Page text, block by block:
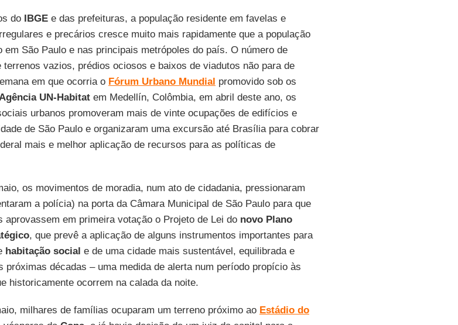
do IBGEe das prefeituras, a população residente em favelas e
e precários cresce muito mais rapidamente que a população
em São Paulo e nas principais metrópoles do país. O número de
terrenos vazios, prédios ociosos e baixos de viadutos não para de
em que ocorria o Fórum Urbano Mundial promovido sob os
UN-Habitatem Medellín, Colômbia, em abril deste ano, os
urbanos promoveram mais de vinte ocupações de edifícios e
de São Paulo e organizaram uma excursão até Brasília para cobrar
mais e melhor aplicação de recursos para as políticas de
os movimentos de moradia, num ato de cidadania, pressionaram
a polícia) na porta da Câmara Municipal de São Paulo para que
aprovassem em primeira votação o Projeto de Lei do novo Plano
, que prevê a aplicação de alguns instrumentos importantes para
habitação social e de uma cidade mais sustentável, equilibrada e
próximas décadas – uma medida de alerta num período propício às
historicamente ocorrem na calada da noite.
milhares de famílias ocuparam um terreno próximo ao Estádio do